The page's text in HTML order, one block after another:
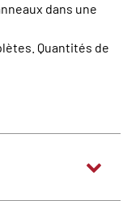
dans une
Quantités de